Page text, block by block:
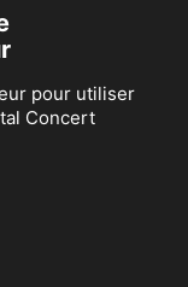
pour utiliser
Concert